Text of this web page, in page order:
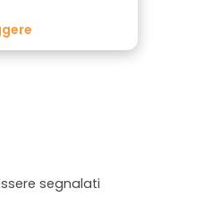
segnalati